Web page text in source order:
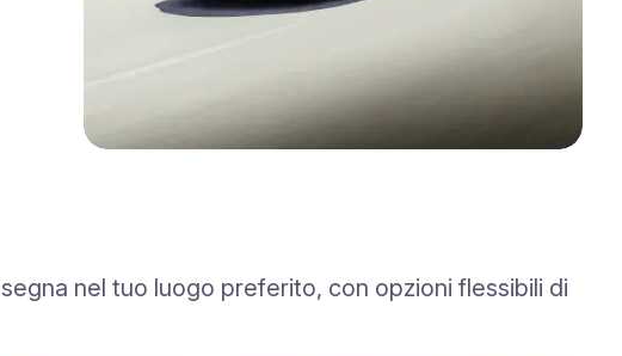
nel tuo luogo preferito, con opzioni flessibili di